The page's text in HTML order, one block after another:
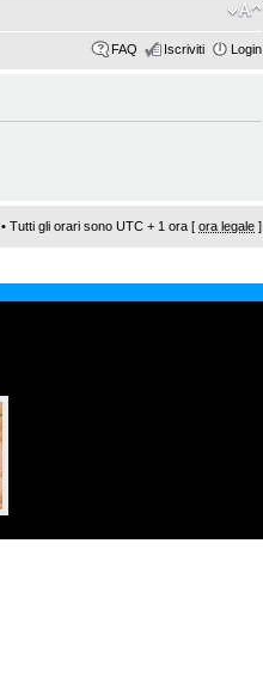
FAQ Iscriviti Login
• Tutti gli orari sono UTC + 1 ora [ ora legale ]